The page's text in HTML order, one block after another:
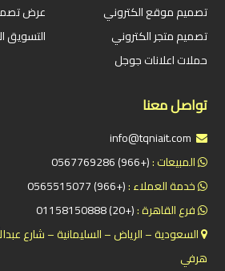
تصميم موقع الكتروني
تصميم متجر الكتروني
حملات اعلانات جوجل
عرض
التسويق
تواصل معنا
المبيعات :(+966) 0567769286
خدمة العملاء :(+966) 0565515077
فرع القاهرة :(+20) 01158150888
السعودية – الرياض – السليمانية – شارع
هرفي